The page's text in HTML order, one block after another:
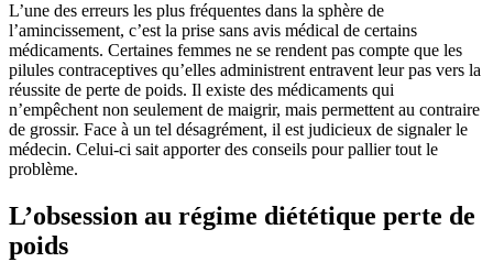
L’une des erreurs les plus fréquentes dans la sphère de
l’amincissement, c’est la prise sans avis médical de certains
médicaments. Certaines femmes ne se rendent pas compte que les
pilules contraceptives qu’elles administrent entravent leur pas vers la
réussite de perte de poids. Il existe des médicaments qui
n’empêchent non seulement de maigrir, mais permettent au contraire
de grossir. Face à un tel désagrément, il est judicieux de signaler le
médecin. Celui-ci sait apporter des conseils pour pallier tout le
problème.
L’obsession au régime diététique perte de
poids